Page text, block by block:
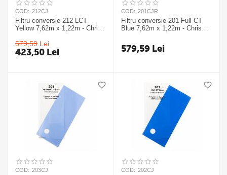
COD: 212CJ
Filtru conversie 212 LCT
Yellow 7,62m x 1,22m - Chris
579,59 Lei
423,50 Lei
COD: 201CJR
Filtru conversie 201 Full CT
Blue 7,62m x 1,22m - Chris
579,59 Lei
COD: 203CJ COD: 202CJ